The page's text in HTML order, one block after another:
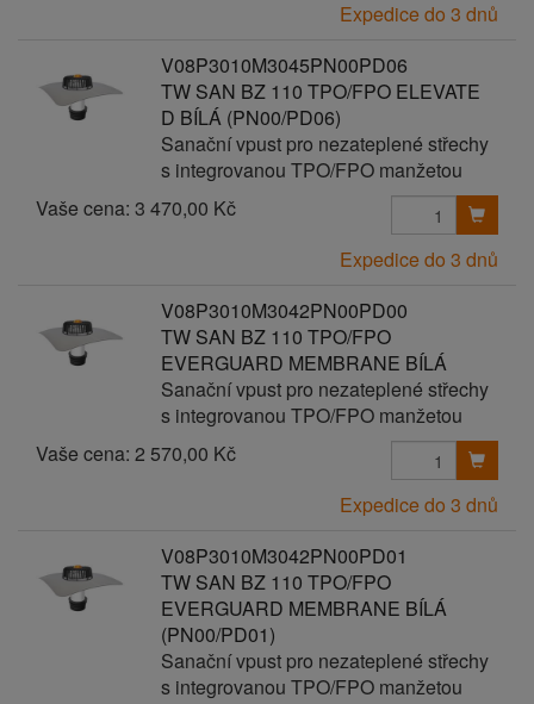
Expedice do 3 dnů
V08P3010M3045PN00PD06
TW SAN BZ 110 TPO/FPO ELEVATE
D BÍLÁ (PN00/PD06)
Sanační vpust pro nezateplené střechy
s integrovanou TPO/FPO manžetou
Vaše cena: 3 470,00 Kč
Expedice do 3 dnů
V08P3010M3042PN00PD00
TW SAN BZ 110 TPO/FPO
EVERGUARD MEMBRANE BÍLÁ
Sanační vpust pro nezateplené střechy
s integrovanou TPO/FPO manžetou
Vaše cena: 2 570,00 Kč
Expedice do 3 dnů
V08P3010M3042PN00PD01
TW SAN BZ 110 TPO/FPO
EVERGUARD MEMBRANE BÍLÁ
(PN00/PD01)
Sanační vpust pro nezateplené střechy
s integrovanou TPO/FPO manžetou